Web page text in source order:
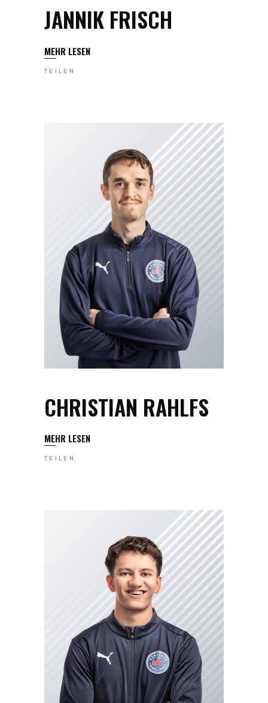
JANNIK FRISCH
MEHR LESEN
TEILEN
CHRISTIAN RAHLFS
MEHR LESEN
TEILEN